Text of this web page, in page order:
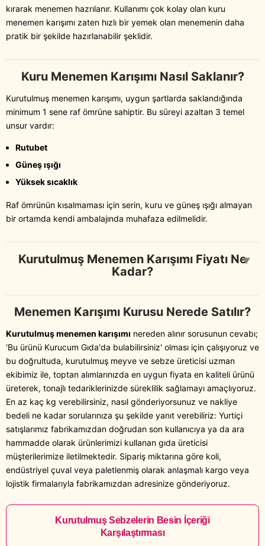
kırarak menemen hazrılanır. Kullanımı çok kolay olan kuru
menemen karışımı zaten hızlı bir yemek olan menemenin daha
pratik bir şekilde hazırlanabilir şeklidir.
Kuru Menemen Karışımı Nasıl Saklanır?
Kurutulmuş menemen karışımı, uygun şartlarda saklandığında
minimum 1 sene raf ömrüne sahiptir. Bu süreyi azaltan 3 temel
unsur vardır:
Rutubet
Güneş ışığı
Yüksek sıcaklık
Raf ömrünün kısalmaması için serin, kuru ve güneş ışığı almayan
bir ortamda kendi ambalajında muhafaza edilmelidir.
Kurutulmuş Menemen Karışımı Fiyatı Ne
Kadar?
▼
Menemen Karışımı Kurusu Nerede Satılır?
Kurutulmuş menemen karışımı nereden alınır sorusunun cevabı;
'Bu ürünü Kurucum Gıda'da bulabilirsiniz' olması için çalışıyoruz ve
bu doğrultuda, kurutulmuş meyve ve sebze üreticisi uzman
ekibimiz ile, toptan alımlarınızda en uygun fiyata en kaliteli ürünü
üreterek, tonajlı tedariklerinizde süreklilik sağlamayı amaçlıyoruz.
En az kaç kg verebilirsiniz, nasıl gönderiyorsunuz ve nakliye
bedeli ne kadar sorularınıza şu şekilde yanıt verebiliriz: Yurtiçi
satışlarımız fabrikamızdan doğrudan son kullanıcıya ya da ara
hammadde olarak ürünlerimizi kullanan gıda üreticisi
müşterilerimize iletilmektedir. Sipariş miktarına göre koli,
endüstriyel çuval veya paletlenmiş olarak anlaşmalı kargo veya
lojistik firmalarıyla fabrikamızdan adresinize gönderiyoruz.
Kurutulmuş Sebzelerin Besin İçeriği
Karşılaştırması